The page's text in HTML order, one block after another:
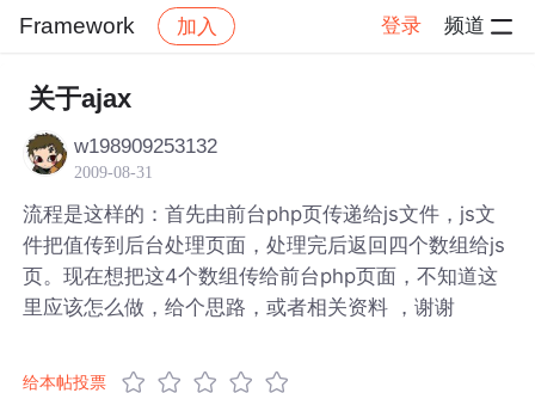
Framework 加入 登录 频道
社区 Framework
关于ajax
w198909253132
2009-08-31
流程是这样的：首先由前台php页传递给js文件，js文
件把值传到后台处理页面，处理完后返回四个数组给js
页。现在想把这4个数组传给前台php页面，不知道这
里应该怎么做，给个思路，或者相关资料 ，谢谢
给本帖投票